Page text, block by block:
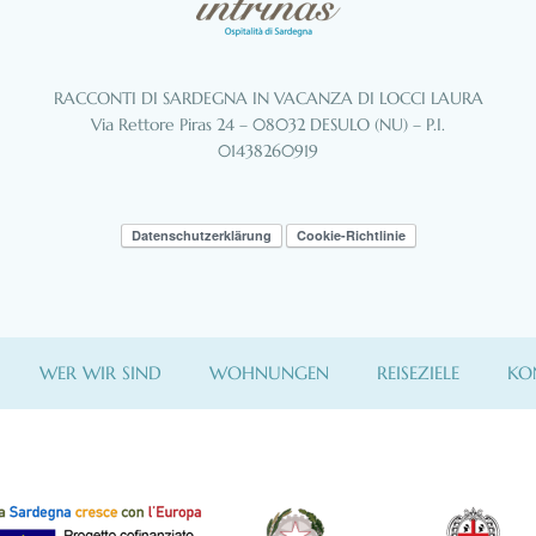
RACCONTI DI SARDEGNA IN VACANZA DI LOCCI LAURA
Via Rettore Piras 24 – 08032 DESULO (NU) – P.I.
01438260919
Datenschutzerklärung Cookie-Richtlinie
WER WIR SIND WOHNUNGEN REISEZIELE